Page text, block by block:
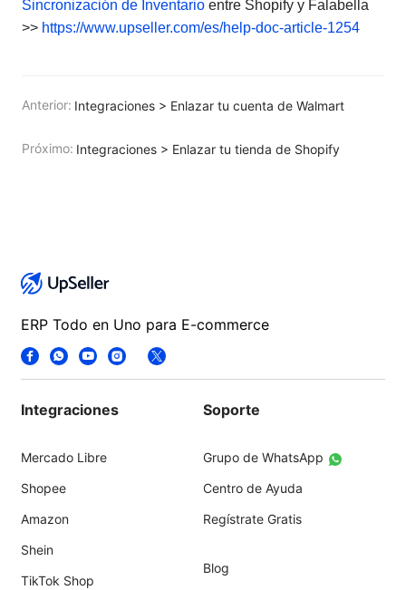
Sincronización de Inventario entre Shopify y Falabella
>> https://www.upseller.com/es/help-doc-article-1254
Anterior: Integraciones > Enlazar tu cuenta de Walmart
Próximo: Integraciones > Enlazar tu tienda de Shopify
ERP Todo en Uno para E-commerce
Integraciones
Mercado Libre
Shopee
Amazon
Shein
TikTok Shop
Soporte
Grupo de WhatsApp
Centro de Ayuda
Regístrate Gratis
Blog